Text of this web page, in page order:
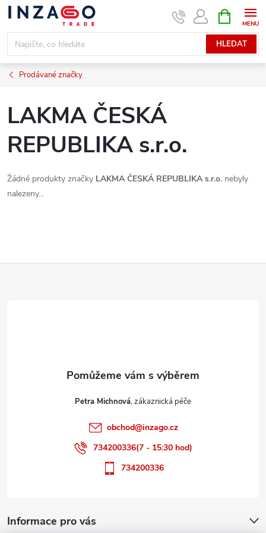
Přejít
obsah
HLEDAT
NÁKUPNÍ
KOŠÍK
Prodávané značky
LAKMA ČESKÁ
REPUBLIKA s.r.o.
Žádné produkty značky LAKMA ČESKÁ REPUBLIKA s.r.o. nebyly
nalezeny...
Informace pro vás
Petra Michnová
obchod@inzago.cz
734200336(7 - 15:30 hod)
734200336